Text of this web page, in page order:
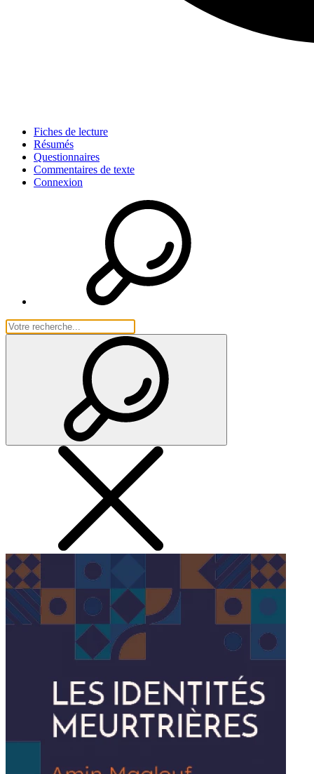
Fiches de lecture
Résumés
Questionnaires
Commentaires de texte
Connexion